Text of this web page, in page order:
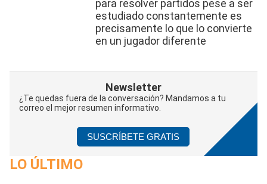
para resolver partidos pese a ser
estudiado constantemente es
precisamente lo que lo convierte
en un jugador diferente
Newsletter
¿Te quedas fuera de la conversación? Mandamos a tu
correo el mejor resumen informativo.
SUSCRÍBETE GRATIS
LO ÚLTIMO